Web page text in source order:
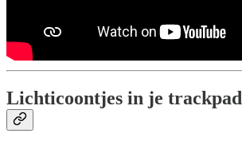
Lichticoontjes in je trackpad